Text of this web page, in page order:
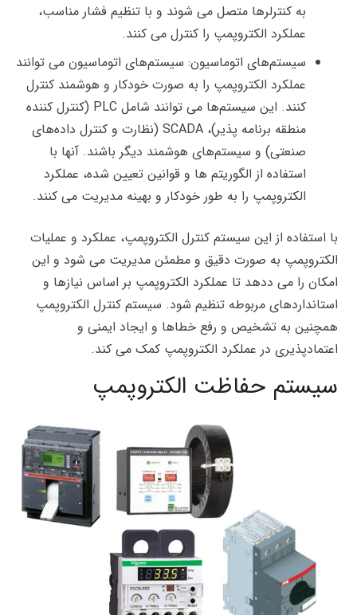
به کنترلرها متصل می شوند و با تنظیم فشار مناسب،
عملکرد الکتروپمپ را کنترل می کنند.
سیستم‌های اتوماسیون: سیستم‌های اتوماسیون می توانند
عملکرد الکتروپمپ را به صورت خودکار و هوشمند کنترل
کنند. این سیستم‌ها می توانند شامل PLC (کنترل کننده
منطقه برنامه پذیر)، SCADA (نظارت و کنترل داده‌های
صنعتی) و سیستم‌های هوشمند دیگر باشند. آنها با
استفاده از الگوریتم ها و قوانین تعیین شده، عملکرد
الکتروپمپ را به طور خودکار و بهینه مدیریت می کنند.
با استفاده از این سیستم کنترل الکتروپمپ، عملکرد و عملیات
الکتروپمپ به صورت دقیق و مطمئن مدیریت می شود و این
امکان را می ددهد تا عملکرد الکتروپمپ بر اساس نیازها و
استانداردهای مربوطه تنظیم شود. سیستم کنترل الکتروپمپ
همچنین به تشخیص و رفع خطاها و ایجاد ایمنی و
اعتمادپذیری در عملکرد الکتروپمپ کمک می کند.
سیستم حفاظت الکتروپمپ